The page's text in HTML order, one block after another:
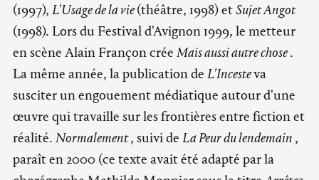
(1997), L'Usage de la vie(théâtre, 1998) etSujet Angot
(1998). Lors du Festival d'Avignon 1999, le metteur
en scène Alain Françon crée Mais aussi autre chose.
La même année, la publication de L'Incesteva
susciter un engouement médiatique autour d'une
œuvre qui travaille sur les frontières entre fiction et
réalité. Normalement, suivi de La Peur du lendemain ,
paraît en 2000 (ce texte avait été adapté par la